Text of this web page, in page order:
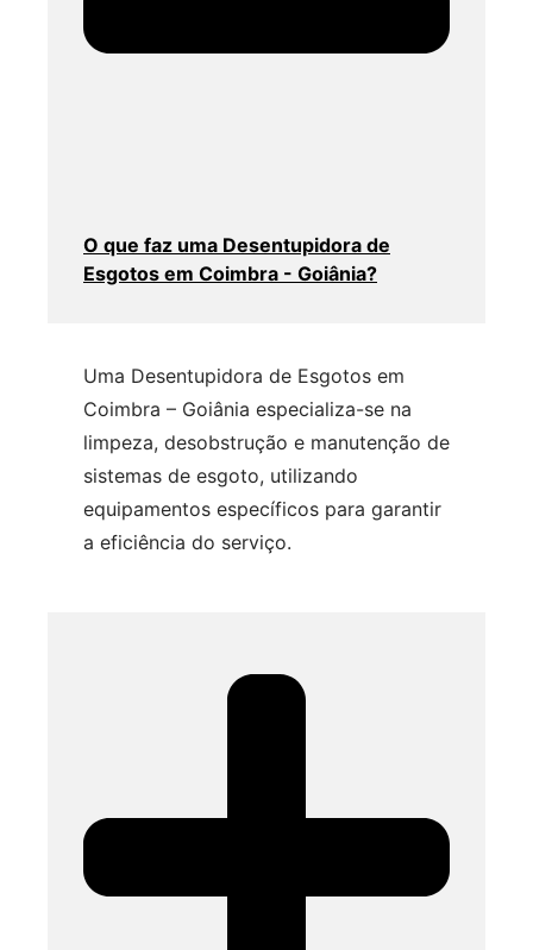
O que faz uma Desentupidora de
Esgotos em Coimbra - Goiânia?
Uma Desentupidora de Esgotos em
Coimbra – Goiânia especializa-se na
limpeza, desobstrução e manutenção de
sistemas de esgoto, utilizando
equipamentos específicos para garantir
a eficiência do serviço.